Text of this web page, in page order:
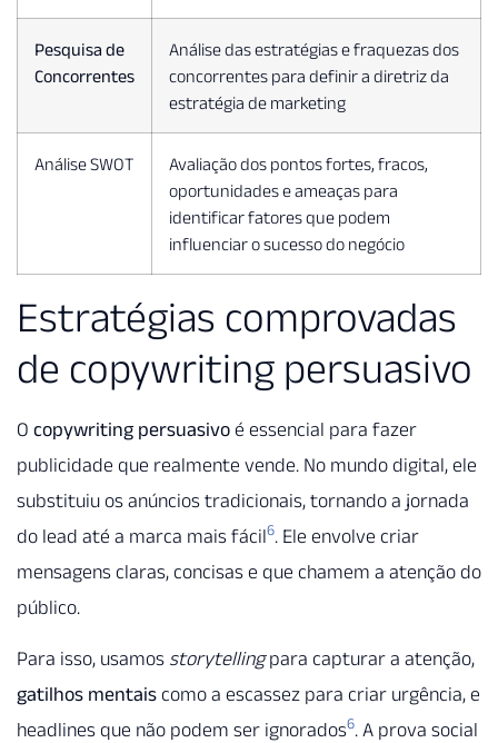
Pesquisa de
Concorrentes
Análise das estratégias e fraquezas dos
concorrentes para definir a diretriz da
estratégia de marketing
Análise SWOT
Avaliação dos pontos fortes, fracos,
oportunidades e ameaças para
identificar fatores que podem
influenciar o sucesso do negócio
Estratégias comprovadas
de copywriting persuasivo
O copywriting persuasivo é essencial para fazer
publicidade que realmente vende. No mundo digital, ele
substituiu os anúncios tradicionais, tornando a jornada
do lead até a marca mais fácil6. Ele envolve criar
mensagens claras, concisas e que chamem a atenção do
público.
Para isso, usamos storytellingpara capturar a atenção,
gatilhos mentais como a escassez para criar urgência, e
headlines que não podem ser ignorados6. A prova social